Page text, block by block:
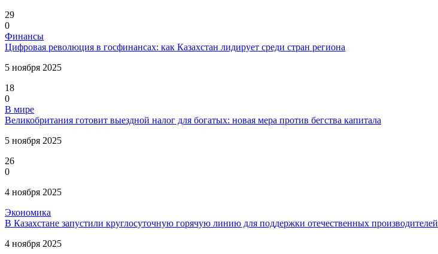
29
0
Финансы
Цифровая революция в госфинансах: как Казахстан лидирует среди стран региона
5 ноября 2025
18
0
В мире
Великобритания готовит выездной налог для богатых: новая мера против бегства капитала
5 ноября 2025
26
0
4 ноября 2025
Экономика
В Казахстане запустили круглосуточную горячую линию для поддержки отечественных производителей
4 ноября 2025